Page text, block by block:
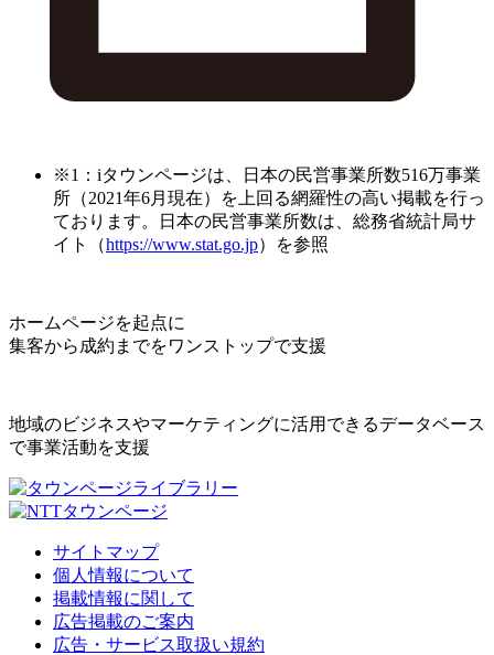
※1：iタウンページは、日本の民営事業所数516万事業
所（2021年6月現在）を上回る網羅性の高い掲載を行っ
ております。日本の民営事業所数は、総務省統計局サ
イト（https://www.stat.go.jp）を参照
ホームページを起点に
集客から成約までをワンストップで支援
地域のビジネスやマーケティングに活用できるデータベース
で事業活動を支援
サイトマップ
個人情報について
掲載情報に関して
広告掲載のご案内
広告・サービス取扱い規約